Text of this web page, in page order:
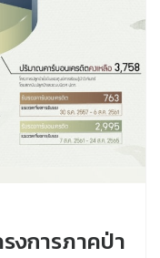
งการภาคป่า